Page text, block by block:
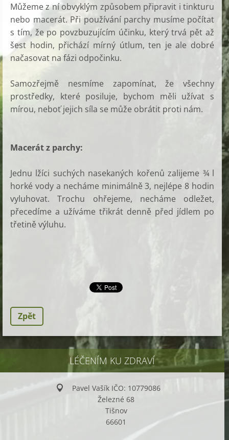
Můžeme z ní obvyklým způsobem připravit i tinkturu
nebo macerát. Při používání parchy musíme počítat
s tím, že po povzbuzujícím účinku, který trvá pět až
šest hodin, přichází mírný útlum, ten je ale dobré
načasovat na fázi odpočinku.
Samozřejmě nesmíme zapomínat, že všechny
prostředky, které posiluje, bychom měli užívat s
mírou, neboť jejich síla se může obrátit proti nám.
Macerát z parchy:
Jednu lžíci suchých nasekaných kořenů zalijeme ¾ l
horké vody a necháme minimálně 3, nejlépe 8 hodin
vyluhovat. Trochu ohřejeme, necháme odležet,
přecedíme a užíváme třikrát denně před jídlem po
třetině výluhu.
Zpět
LÉČENÍM KU ZDRAVÍ
Pavel Vašík IČO: 10779086
Železné 68
Tišnov
66601